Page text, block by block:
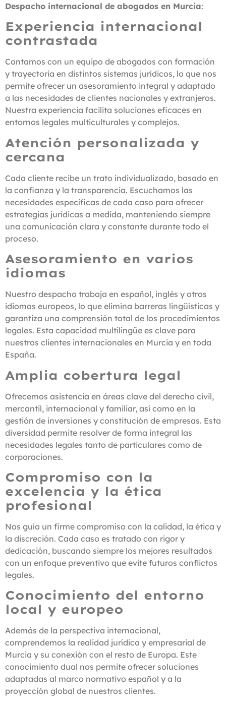
Despacho internacional de abogados en Murcia:
Experiencia internacional
contrastada
Contamos con un equipo de abogados con formación
y trayectoria en distintos sistemas jurídicos, lo que nos
permite ofrecer un asesoramiento integral y adaptado
a las necesidades de clientes nacionales y extranjeros.
Nuestra experiencia facilita soluciones eficaces en
entornos legales multiculturales y complejos.
Atención personalizada y
cercana
Cada cliente recibe un trato individualizado, basado en
la confianza y la transparencia. Escuchamos las
necesidades específicas de cada caso para ofrecer
estrategias jurídicas a medida, manteniendo siempre
una comunicación clara y constante durante todo el
proceso.
Asesoramiento en varios
idiomas
Nuestro despacho trabaja en español, inglés y otros
idiomas europeos, lo que elimina barreras lingüísticas y
garantiza una comprensión total de los procedimientos
legales. Esta capacidad multilingüe es clave para
nuestros clientes internacionales en Murcia y en toda
España.
Amplia cobertura legal
Ofrecemos asistencia en áreas clave del derecho civil,
mercantil, internacional y familiar, así como en la
gestión de inversiones y constitución de empresas. Esta
diversidad permite resolver de forma integral las
necesidades legales tanto de particulares como de
corporaciones.
Compromiso con la
excelencia y la ética
profesional
Nos guía un firme compromiso con la calidad, la ética y
la discreción. Cada caso es tratado con rigor y
dedicación, buscando siempre los mejores resultados
con un enfoque preventivo que evite futuros conflictos
legales.
Conocimiento del entorno
local y europeo
Además de la perspectiva internacional,
comprendemos la realidad jurídica y empresarial de
Murcia y su conexión con el resto de Europa. Este
conocimiento dual nos permite ofrecer soluciones
adaptadas al marco normativo español y a la
proyección global de nuestros clientes.